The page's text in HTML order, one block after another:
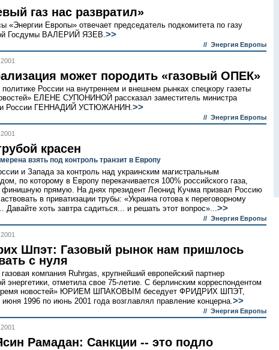
газ нас развратил»
«Энергии Европы» отвечает председатель подкомитета по газу
Госдумы ВАЛЕРИЙ ЯЗЕВ.>>
// Энергия Европы
может породить «газовый ОПЕК»
политике России на внутреннем и внешнем рынках спецкору газеты
ЕЛЕНЕ СУПОНИНОЙ рассказал заместитель министра
России ГЕННАДИЙ УСТЮЖАНИН.>>
// Энергия Европы
красен
взять под контроль транзит в Европу
и Запада за контроль над украинским магистральным
по которому в Европу перекачивается 100% российского газа,
прямую. На днях президент Леонид Кучма призвал Россию
в приватизации трубы: «Украина готова к переговорному
Давайте хоть завтра садиться... и решать этот вопрос»...>>
// Энергия Европы
Шпэт: Газовый рынок нам пришлось
с нуля
компания Ruhrgas, крупнейший европейский партнер
энергетики, отметила свое 75-летие. С берлинским корреспондентом
новостей» ЮРИЕМ ШПАКОВЫМ беседует ФРИДРИХ ШПЭТ,
июня 1996 по июнь 2001 года возглавлял правление концерна.>>
// Энергия Европы
Рамадан: Санкции -- это подло